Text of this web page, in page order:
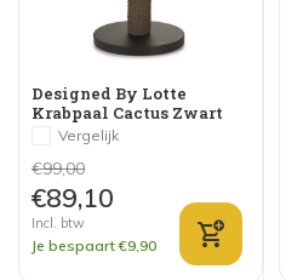
Designed By Lotte
Krabpaal Cactus Zwart
Vergelijk
€99,00
€89,10
Incl. btw
Je bespaart €9,90